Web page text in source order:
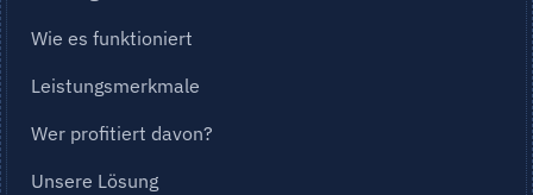
Wie es funktioniert
Leistungsmerkmale
Wer profitiert davon?
Unsere Lösung